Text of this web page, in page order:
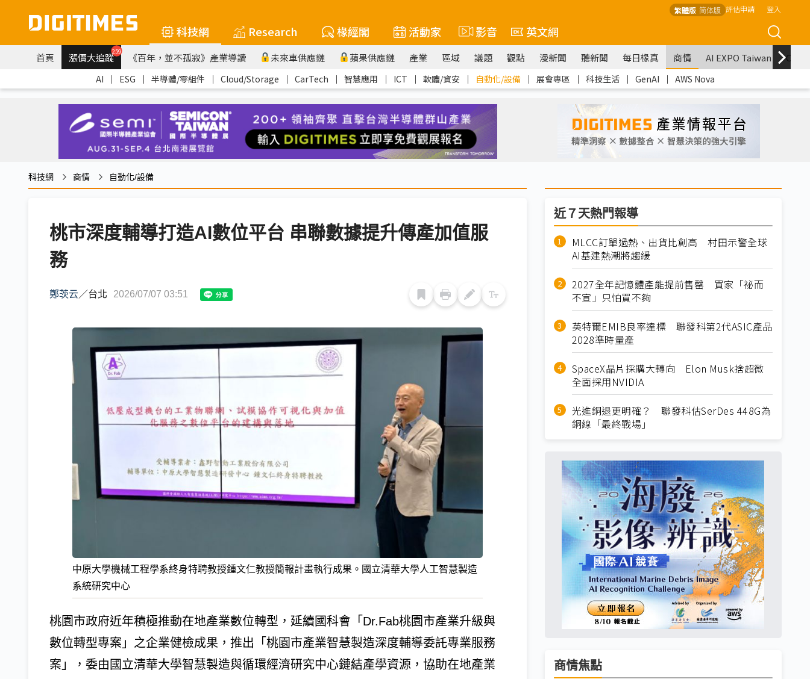
繁體版 简体版 評估申請 登入
科技網 Research 椽經閣 活動家 影音 英文網
首頁 漲價大追蹤259 《百年，並不孤寂》產業導讀 未來車供應鏈 蘋果供應鏈 產業 區域 議題 觀點 漫新聞 聽新聞 每日椽真 商情 AI EXPO Taiwan
AI ｜ ESG ｜ 半導體/零組件 ｜ Cloud/Storage ｜ CarTech ｜ 智慧應用 ｜ ICT ｜ 軟體/資安 ｜ 自動化/設備 ｜ 展會專區 ｜ 科技生活 ｜ GenAI ｜ AWS Nova
科技網 商情 自動化/設備
桃市深度輔導打造AI數位平台 串聯數據提升傳產加值服
務
鄭茨云／台北 2026/07/07 03:51
中原大學機械工程學系終身特聘教授鍾文仁教授簡報計畫執行成果。國立清華大學人工智慧製造
系統研究中心
桃園市政府近年積極推動在地產業數位轉型，延續國科會「Dr.Fab桃園市產業升級與
數位轉型專案」之企業健檢成果，推出「桃園市產業智慧製造深度輔導委託專業服務
案」，委由國立清華大學智慧製造與循環經濟研究中心鏈結產學資源，協助在地產業
近７天熱門報導
MLCC訂單過熱、出貨比創高 村田示警全球
AI基建熱潮將趨緩
2027全年記憶體產能提前售罄 買家「祕而
不宣」只怕買不夠
英特爾EMIB良率達標 聯發科第2代ASIC產品
2028準時量產
SpaceX晶片採購大轉向 Elon Musk捨超微
全面採用NVIDIA
光進銅退更明確？ 聯發科估SerDes 448G為
銅線「最終戰場」
商情焦點